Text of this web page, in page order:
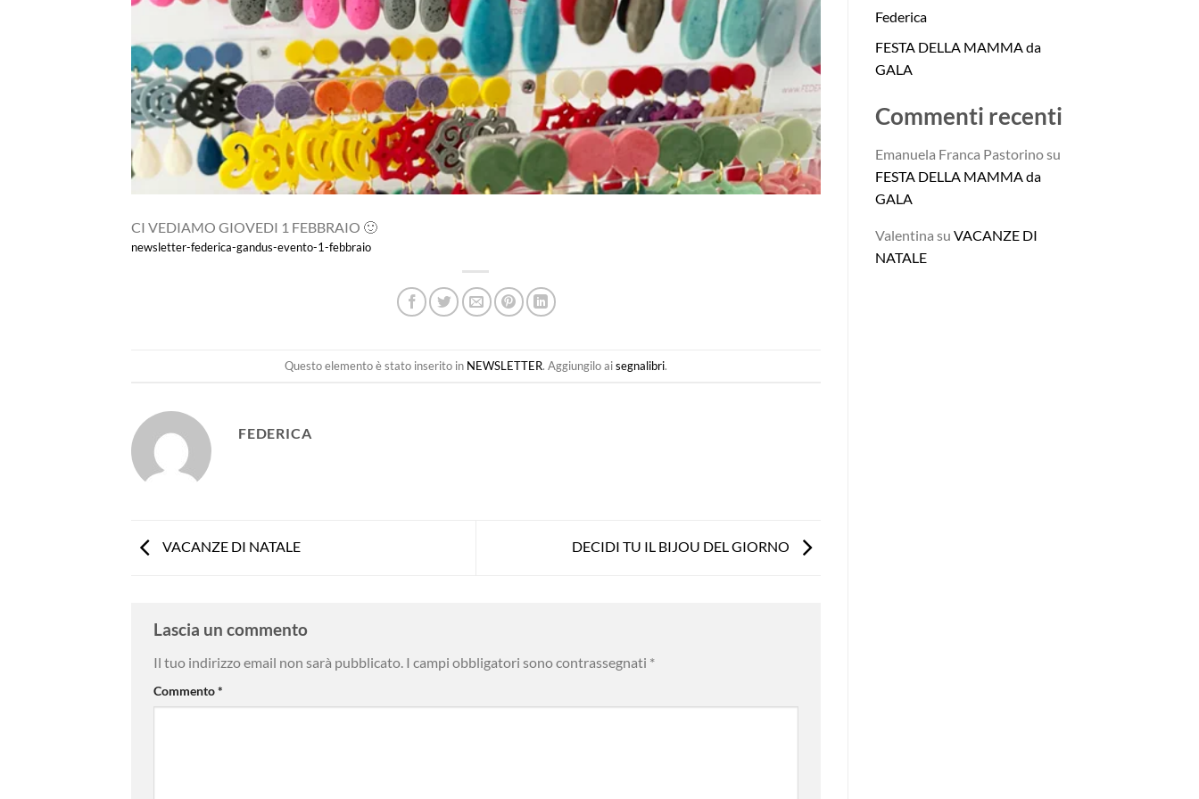
CI VEDIAMO GIOVEDI 1 FEBBRAIO 🙂
newsletter-federica-gandus-evento-1-febbraio
Questo elemento è stato inserito in NEWSLETTER. Aggiungilo aisegnalibri.
FEDERICA
VACANZE DI NATALE DECIDI TU IL BIJOU DEL GIORNO
Lascia un commento
Il tuo indirizzo email non sarà pubblicato. I campi obbligatori sono contrassegnati *
Commento*
Federica
FESTA DELLA MAMMA da
GALA
Commenti recenti
Emanuela Franca Pastorinosu
FESTA DELLA MAMMA da
GALA
Valentina su VACANZE DI
NATALE